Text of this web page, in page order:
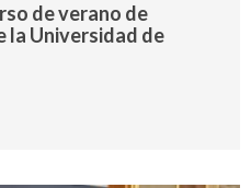
de verano de
la Universidad de